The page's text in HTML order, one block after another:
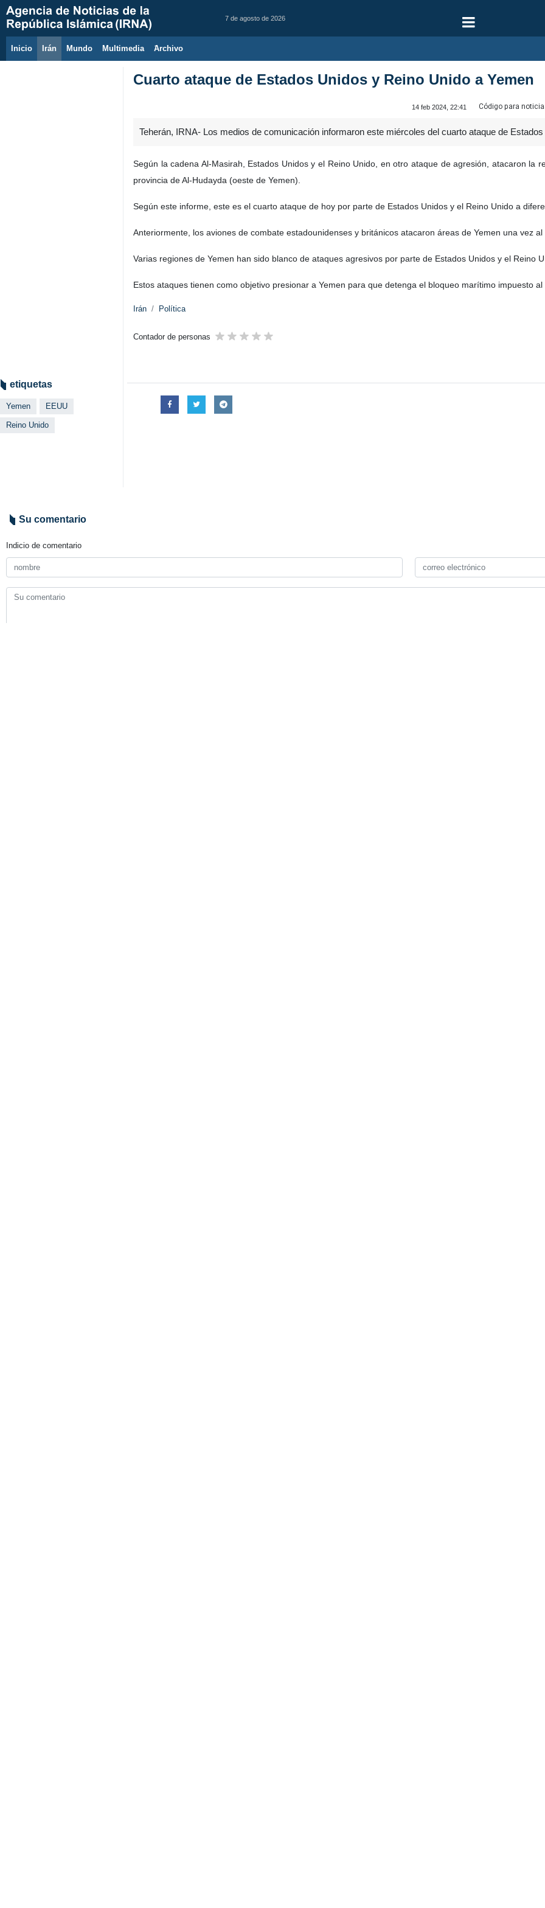
7 de agosto de 2026
Inicio Irán Mundo Multimedia َArchivo
Cuarto ataque de Estados Unidos y Reino Unido a Yemen
14 feb 2024, 22:41 Código para
Teherán, IRNA- Los medios de comunicación informaron este miércoles del cuarto ataque de
Según la cadena Al-Masirah, Estados Unidos y el Reino Unido, en otro ataque de agresión, atacaron la
provincia de Al-Hudayda (oeste de Yemen).
Según este informe, este es el cuarto ataque de hoy por parte de Estados Unidos y el Reino Unido a
Anteriormente, los aviones de combate estadounidenses y británicos atacaron áreas de Yemen una vez
Varias regiones de Yemen han sido blanco de ataques agresivos por parte de Estados Unidos y el Reino
Estos ataques tienen como objetivo presionar a Yemen para que detenga el bloqueo marítimo impuesto
Irán Política
Contador de personas
etiquetas
Yemen EEUU
Reino Unido
Su comentario
Indicio de comentario